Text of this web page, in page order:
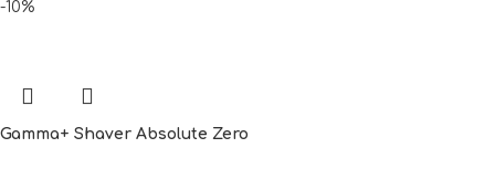
-10%
Gamma+ Shaver Absolute Zero